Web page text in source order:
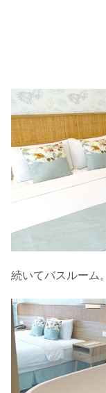
続いてバスルーム。